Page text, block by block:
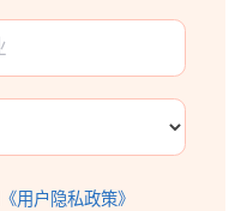
《用户隐私政策》